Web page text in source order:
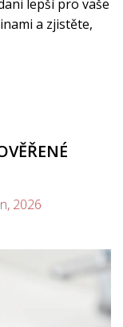
lepší pro vaše
a zjistěte,
2026